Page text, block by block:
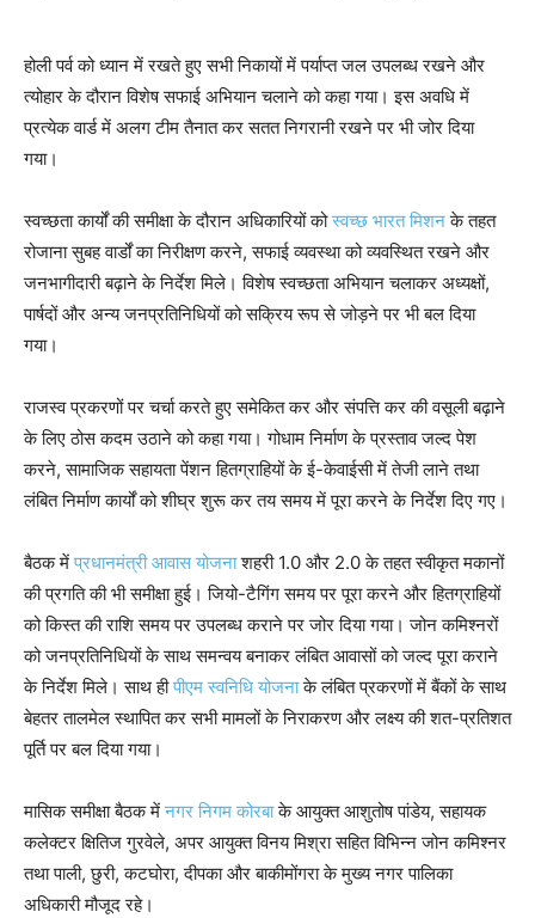
होली पर्व को ध्यान में रखते हुए सभी निकायों में पर्याप्त जल उपलब्ध रखने और
त्योहार के दौरान विशेष सफाई अभियान चलाने को कहा गया। इस अवधि में
प्रत्येक वार्ड में अलग टीम तैनात कर सतत निगरानी रखने पर भी जोर दिया
गया।
स्वच्छता कार्यों की समीक्षा के दौरान अधिकारियों कोस्वच्छ भारत मिशनके तहत
रोजाना सुबह वार्डों का निरीक्षण करने, सफाई व्यवस्था को व्यवस्थित रखने और
जनभागीदारी बढ़ाने के निर्देश मिले। विशेष स्वच्छता अभियान चलाकर अध्यक्षों,
पार्षदों और अन्य जनप्रतिनिधियों को सक्रिय रूप से जोड़ने पर भी बल दिया
गया।
राजस्व प्रकरणों पर चर्चा करते हुए समेकित कर और संपत्ति कर की वसूली बढ़ाने
के लिए ठोस कदम उठाने को कहा गया। गोधाम निर्माण के प्रस्ताव जल्द पेश
करने, सामाजिक सहायता पेंशन हितग्राहियों के ई-केवाईसी में तेजी लाने तथा
लंबित निर्माण कार्यों को शीघ्र शुरू कर तय समय में पूरा करने के निर्देश दिए गए।
बैठक मेंप्रधानमंत्री आवास योजनाशहरी 1.0 और 2.0 के तहत स्वीकृत मकानों
की प्रगति की भी समीक्षा हुई। जियो-टैगिंग समय पर पूरा करने और हितग्राहियों
को किस्त की राशि समय पर उपलब्ध कराने पर जोर दिया गया। जोन कमिश्नरों
को जनप्रतिनिधियों के साथ समन्वय बनाकर लंबित आवासों को जल्द पूरा कराने
के निर्देश मिले। साथ हीपीएम स्वनिधि योजनाके लंबित प्रकरणों में बैंकों के साथ
बेहतर तालमेल स्थापित कर सभी मामलों के निराकरण और लक्ष्य की शत-प्रतिशत
पूर्ति पर बल दिया गया।
मासिक समीक्षा बैठक मेंनगर निगम कोरबाके आयुक्त आशुतोष पांडेय, सहायक
कलेक्टर क्षितिज गुरवेले, अपर आयुक्त विनय मिश्रा सहित विभिन्न जोन कमिश्नर
तथा पाली, छुरी, कटघोरा, दीपका और बाकीमोंगरा के मुख्य नगर पालिका
अधिकारी मौजूद रहे।